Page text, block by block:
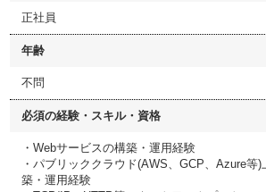
正社員
年齢
不問
必須の経験・スキル・資格
・Webサービスの構築・運用経験
・パブリッククラウド(AWS、GCP、Azure等
築・運用経験